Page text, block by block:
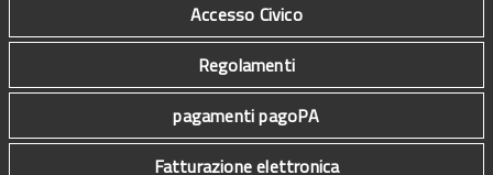
Accesso Civico
Regolamenti
pagamenti pagoPA
Fatturazione elettronica